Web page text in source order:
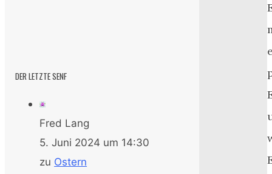
DER LETZTE SENF
Fred Lang
5. Juni 2024 um 14:30
zu Ostern